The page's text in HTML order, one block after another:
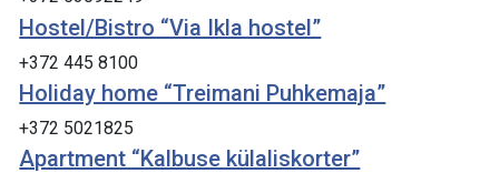
Hostel/Bistro “Via Ikla hostel”
+372 445 8100
Holiday home “Treimani Puhkemaja”
+372 5021825
Apartment “Kalbuse külaliskorter”